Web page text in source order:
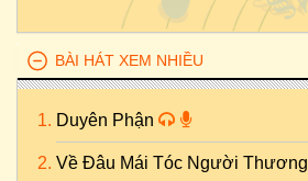
BÀI HÁT XEM NHIỀU
Duyên Phận
Về Đâu Mái Tóc Người Thương